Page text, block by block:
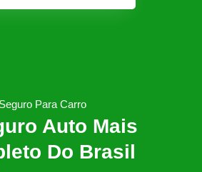
Seguro Para Carro
Auto Mais
Do Brasil